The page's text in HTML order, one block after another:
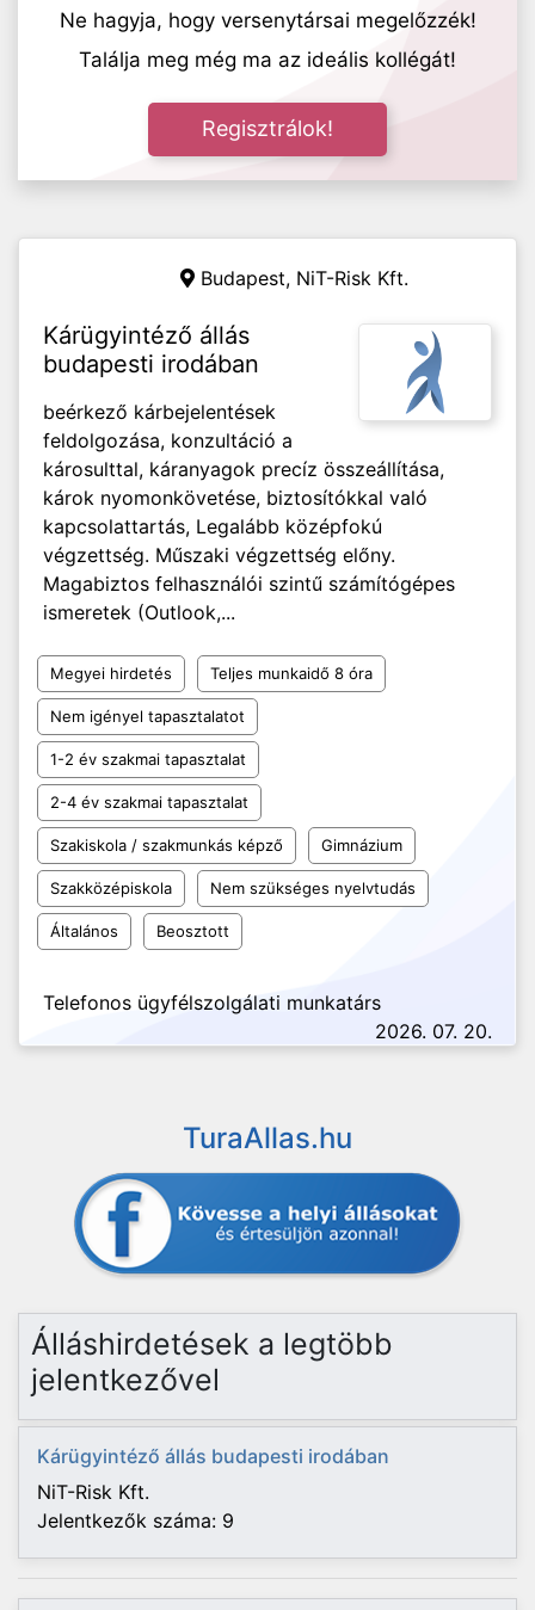
Ne hagyja, hogy versenytársai megelőzzék!
Találja meg még ma az ideális kollégát!
Regisztrálok!
Budapest, NiT-Risk Kft.
Kárügyintéző állás
budapesti irodában
beérkező kárbejelentések
feldolgozása, konzultáció a
károsulttal, káranyagok precíz összeállítása,
károk nyomonkövetése, biztosítókkal való
kapcsolattartás, Legalább középfokú
végzettség. Műszaki végzettség előny.
Magabiztos felhasználói szintű számítógépes
ismeretek (Outlook,...
Megyei hirdetés Teljes munkaidő 8 óra
Nem igényel tapasztalatot
1-2 év szakmai tapasztalat
2-4 év szakmai tapasztalat
Szakiskola / szakmunkás képző Gimnázium
Szakközépiskola Nem szükséges nyelvtudás
Általános Beosztott
Telefonos ügyfélszolgálati munkatárs
2026. 07. 20.
TuraAllas.hu
Álláshirdetések a legtöbb
jelentkezővel
Kárügyintéző állás budapesti irodában
NiT-Risk Kft.
Jelentkezők száma: 9